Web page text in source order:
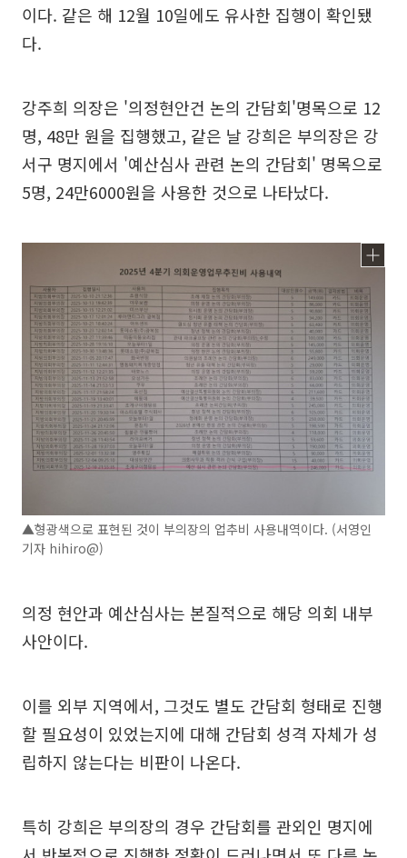
이다. 같은 해 12월 10일에도 유사한 집행이 확인됐
다.
강주희 의장은 '의정현안건 논의 간담회'명목으로 12
명, 48만 원을 집행했고, 같은 날 강희은 부의장은 강
서구 명지에서 '예산심사 관련 논의 간담회' 명목으로
5명, 24만6000원을 사용한 것으로 나타났다.
▲형광색으로 표현된 것이 부의장의 업추비 사용내역이다. (서영인
기자 hihiro@)
의정 현안과 예산심사는 본질적으로 해당 의회 내부
사안이다.
이를 외부 지역에서, 그것도 별도 간담회 형태로 진행
할 필요성이 있었는지에 대해 간담회 성격 자체가 성
립하지 않는다는 비판이 나온다.
특히 강희은 부의장의 경우 간담회를 관외인 명지에